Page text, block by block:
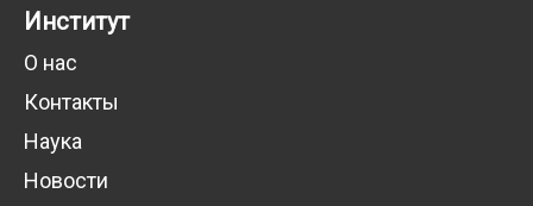
Институт
О нас
Контакты
Наука
Новости